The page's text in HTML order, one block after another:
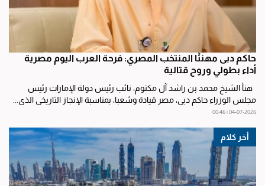
حاكم دبى مهنئًا المنتخب المصري: فرحة العرب اليوم مصرية
أداء بطولي وروح قتالية
هنأ الشيخ محمد بن راشد آل مكتوم، نائب رئيس دولة الإمارات رئيس
مجلس الوزراء حاكم دبي، مصر قيادة وشعبا، بمناسبة الإنجاز التاريخي الذي...
04-07-2026 | 00:46
أخر كلام